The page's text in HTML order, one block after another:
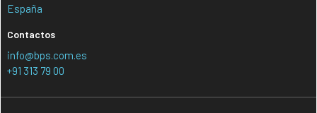
España
Contactos
info@bps.com.es
+91 313 79 00